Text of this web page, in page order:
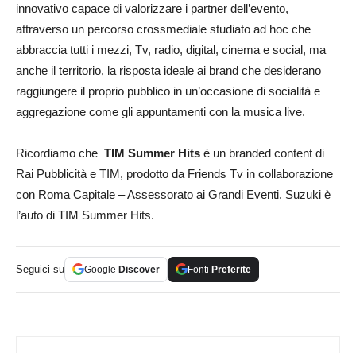
innovativo capace di valorizzare i partner dell’evento,
attraverso un percorso crossmediale studiato ad hoc che
abbraccia tutti i mezzi, Tv, radio, digital, cinema e social, ma
anche il territorio, la risposta ideale ai brand che desiderano
raggiungere il proprio pubblico in un’occasione di socialità e
aggregazione come gli appuntamenti con la musica live.
Ricordiamo che TIM Summer Hits è un branded content di
Rai Pubblicità e TIM, prodotto da Friends Tv in collaborazione
con Roma Capitale – Assessorato ai Grandi Eventi. Suzuki è
l’auto di TIM Summer Hits.
Seguici su Google Discover Fonti Preferite